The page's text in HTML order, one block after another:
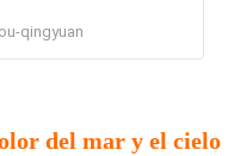
qingyuan
del mar y el cielo